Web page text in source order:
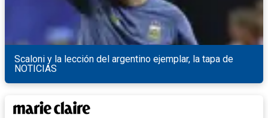
Scaloni y la lección del argentino ejemplar, la tapa de
NOTICIAS